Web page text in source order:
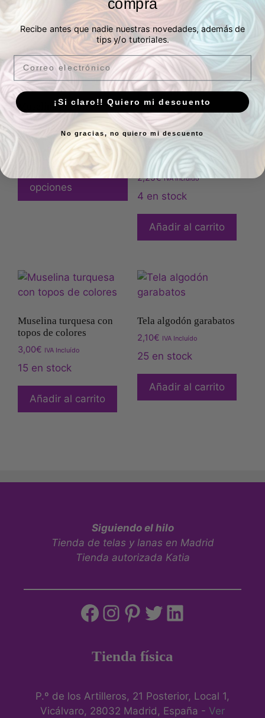
Productos relacionados
Muselina palabras
en stock
Seleccionar
opciones
Tela algodón pequeños
motivos abstractos
Valorado
con
5.00
de 5
2,25€ IVA Incluído
4 en stock
Añadir al carrito
Muselina turquesa con
topos de colores
3,00€ IVA Incluído
15 en stock
Añadir al carrito
Tela algodón garabatos
2,10€ IVA Incluído
25 en stock
Añadir al carrito
Siguiendo el hilo
Tienda de telas y lanas en Madrid
Tienda autorizada Katia
Tienda física
P.º de los Artilleros, 21 Posterior, Local 1,
Vicálvaro, 28032 Madrid, España - Ver
compra
Recibe antes que nadie nuestras novedades, además de
tips y/o tutoriales.
Email
¡Si claro!! Quiero mi descuento
No gracias, no quiero mi descuento